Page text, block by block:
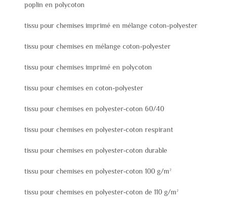
poplin en polycoton
tissu pour chemises imprimé en mélange coton-polyester
tissu pour chemises en mélange coton-polyester
tissu pour chemises imprimé en polycoton
tissu pour chemises en coton-polyester
tissu pour chemises en polyester-coton 60/40
tissu pour chemises en polyester-coton respirant
tissu pour chemises en polyester-coton durable
tissu pour chemises en polyester-coton 100 g/m²
tissu pour chemises en polyester-coton de 110 g/m²